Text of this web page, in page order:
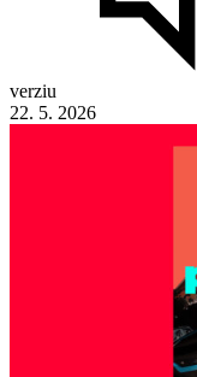
verziu
22. 5. 2026